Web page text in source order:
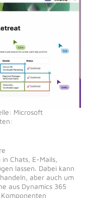
Microsoft
Chats, E-Mails,
lassen. Dabei kann
aber auch um
aus Dynamics 365